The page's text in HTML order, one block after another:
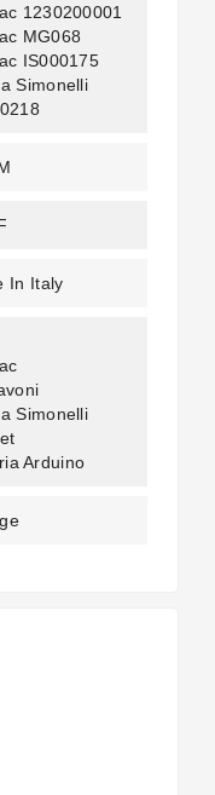
1230200001
MG068
IS000175
Simonelli
In Italy
Simonelli
Arduino